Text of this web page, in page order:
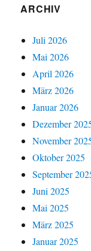
ARCHIV
Juli 2026
Mai 2026
April 2026
März 2026
Januar 2026
Dezember
November
Oktober 2025
September
Juni 2025
Mai 2025
März 2025
Januar 2025